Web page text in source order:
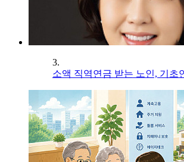
3.
소액 직역연금 받는 노인, 기초